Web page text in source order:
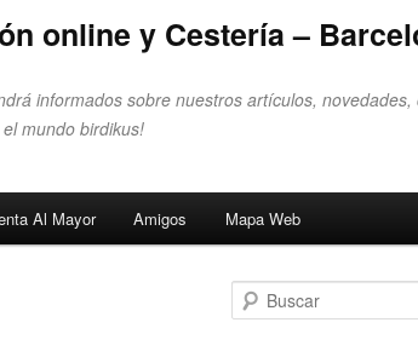
online y Cestería –
informados sobre nuestros artículos, novedades,
mundo birdikus!
Al Mayor Amigos Mapa Web
Buscar